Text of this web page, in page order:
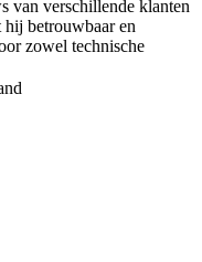
van verschillende klanten
hij betrouwbaar en
zowel technische